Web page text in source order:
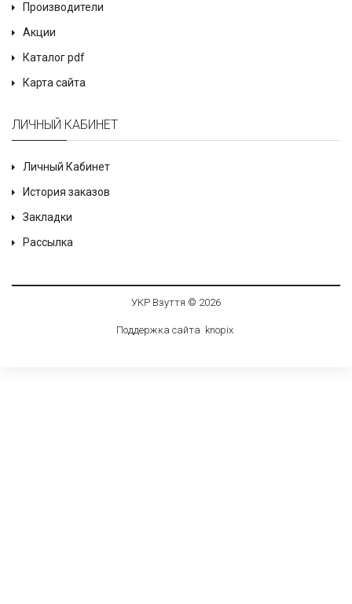
Производители
Акции
Каталог pdf
Карта сайта
ЛИЧНЫЙ КАБИНЕТ
Личный Кабинет
История заказов
Закладки
Рассылка
УКР Взуття © 2026
Поддержка сайта knopix